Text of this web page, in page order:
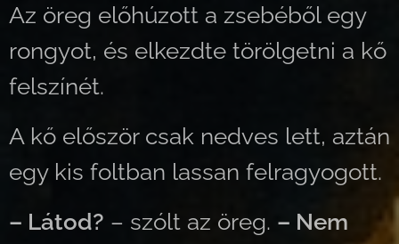
Az öreg előhúzott a zsebéből egy
rongyot, és elkezdte törölgetni a kő
felszínét.
A kő először csak nedves lett, aztán
egy kis foltban lassan felragyogott.
– Látod? – szólt az öreg. – Nem